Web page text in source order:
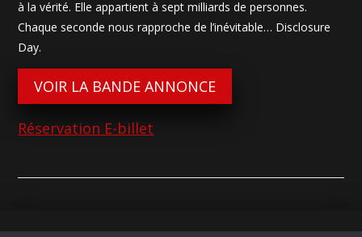
à la vérité. Elle appartient à sept milliards de personnes.
Chaque seconde nous rapproche de l’inévitable… Disclosure
Day.
VOIR LA BANDE ANNONCE
Réservation E-billet